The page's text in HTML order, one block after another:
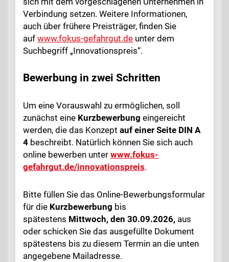
Verbindung setzen. Weitere Informationen,
auch über frühere Preisträger, finden Sie
auf www.fokus-gefahrgut.de unter dem
Suchbegriff „Innovationspreis“.
Bewerbung in zwei Schritten
Um eine Vorauswahl zu ermöglichen, soll
zunächst eine Kurzbewerbung eingereicht
werden, die das Konzept auf einer Seite DIN A
4 beschreibt. Natürlich können Sie sich auch
online bewerben unter www.fokus-
gefahrgut.de/innovationspreis.
Bitte füllen Sie das Online-Bewerbungsformular
für die Kurzbewerbung bis
spätestens Mittwoch, den 30.09.2026, aus
oder schicken Sie das ausgefüllte Dokument
spätestens bis zu diesem Termin an die unten
angegebene Mailadresse.